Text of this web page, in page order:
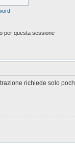
per questa sessione
richiede solo